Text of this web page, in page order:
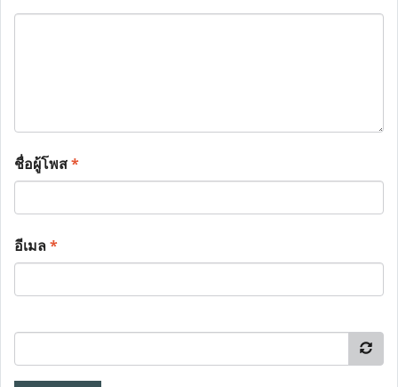
ชื่อผู้โพส*
อีเมล*